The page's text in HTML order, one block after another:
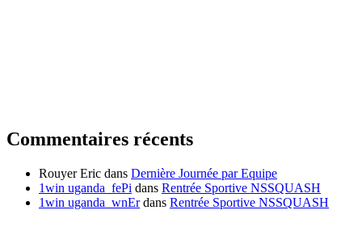
Commentaires récents
Rouyer Eric dans Dernière Journée par Equipe
1win uganda_fePi dans Rentrée Sportive NSSQUASH
1win uganda_wnErdans Rentrée Sportive NSSQUASH